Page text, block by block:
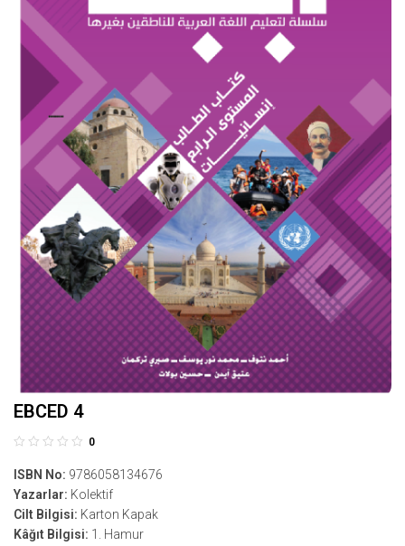
EBCED 4
0
ISBN No: 9786058134676
Yazarlar: Kolektif
Cilt Bilgisi: Karton Kapak
Kâğıt Bilgisi: 1. Hamur